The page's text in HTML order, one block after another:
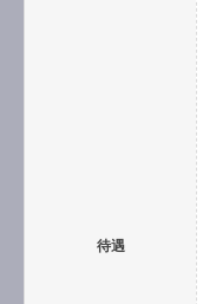
待遇